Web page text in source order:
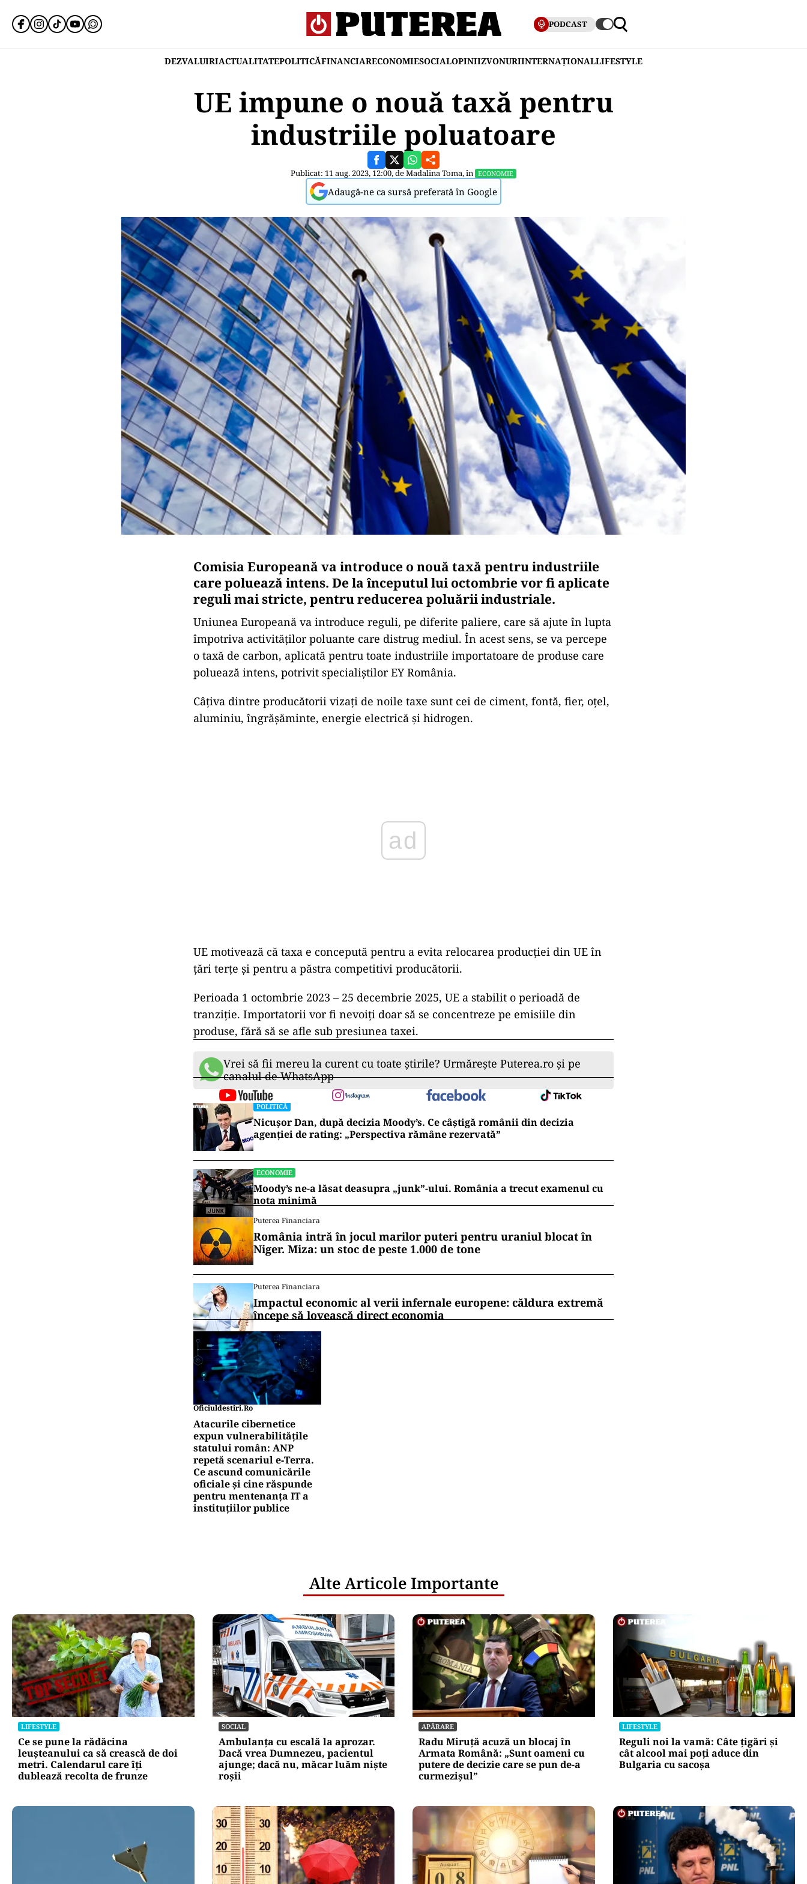
PODCAST
DEZVALUIRIACTUALITATEPOLITICĂFINANCIARECONOMIESOCIALOPINIIZVONURIINTERNAȚIONALLIFESTYLE
UE impune o nouă taxă pentru
industriile poluatoare
Publicat: 11 aug. 2023, 12:00, deMadalina Toma, în ECONOMIE
Adaugă-ne ca sursă preferată în Google
Comisia Europeană va introduce o nouă taxă pentru industriile
care poluează intens. De la începutul lui octombrie vor fi aplicate
reguli mai stricte, pentru reducerea poluării industriale.
Uniunea Europeană va introduce reguli, pe diferite paliere, care să ajute în lupta
împotriva activităților poluante care distrug mediul. În acest sens, se va percepe
o taxă de carbon, aplicată pentru toate industriile importatoare de produse care
poluează intens, potrivit specialiștilor EY România.
Câțiva dintre producătorii vizați de noile taxe sunt cei de ciment, fontă, fier, oțel,
aluminiu, îngrășăminte, energie electrică și hidrogen.
UE motivează că taxa e concepută pentru a evita relocarea producției din UE în
țări terțe și pentru a păstra competitivi producătorii.
Perioada 1 octombrie 2023 – 25 decembrie 2025, UE a stabilit o perioadă de
tranziție. Importatorii vor fi nevoiți doar să se concentreze pe emisiile din
produse, fără să se afle sub presiunea taxei.
Vrei să fii mereu la curent cu toate știrile? Urmărește Puterea.ro și pe
canalul de WhatsApp
POLITICĂ
Nicușor Dan, după decizia Moody’s. Ce câștigă românii din decizia
agenției de rating: „Perspectiva rămâne rezervată”
ECONOMIE
Moody’s ne-a lăsat deasupra „junk”-ului. România a trecut examenul cu
nota minimă
Puterea Financiara
România intră în jocul marilor puteri pentru uraniul blocat în
Niger. Miza: un stoc de peste 1.000 de tone
Puterea Financiara
Impactul economic al verii infernale europene: căldura extremă
începe să lovească direct economia
Oficiuldestiri.ro
Atacurile cibernetice
expun vulnerabilitățile
statului român: ANP
repetă scenariul e‑Terra.
Ce ascund comunicările
oficiale și cine răspunde
pentru mentenanța IT a
instituțiilor publice
Alte Articole Importante
LIFESTYLE
Ce se pune la rădăcina
leușteanului ca să crească de doi
metri. Calendarul care îți
dublează recolta de frunze
SOCIAL
Ambulanța cu escală la aprozar.
Dacă vrea Dumnezeu, pacientul
ajunge; dacă nu, măcar luăm niște
roșii
APĂRARE
Radu Miruță acuză un blocaj în
Armata Română: „Sunt oameni cu
putere de decizie care se pun de-a
curmezișul”
LIFESTYLE
Reguli noi la vamă: Câte țigări și
cât alcool mai poți aduce din
Bulgaria cu sacoșa